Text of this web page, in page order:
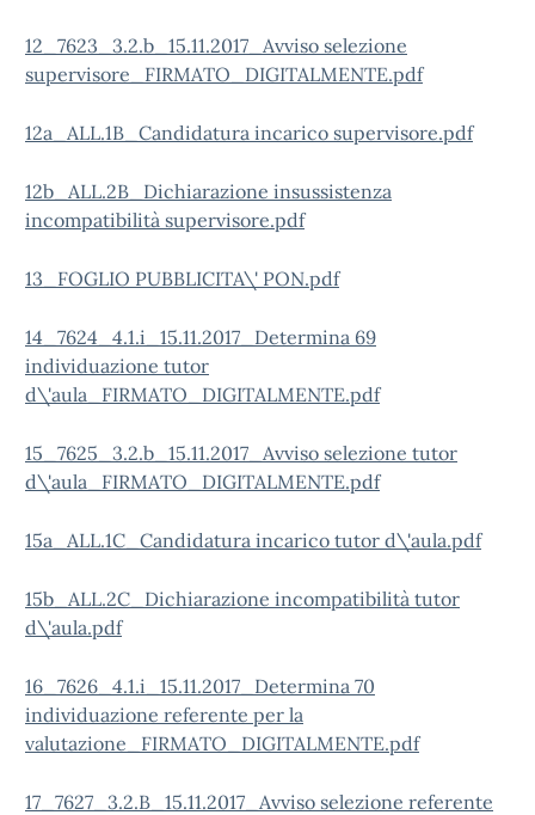
12_7623_3.2.b_15.11.2017_Avviso selezione
supervisore_FIRMATO_DIGITALMENTE.pdf
12a_ALL.1B_Candidatura incarico supervisore.pdf
12b_ALL.2B_Dichiarazione insussistenza
incompatibilità supervisore.pdf
13_FOGLIO PUBBLICITA\' PON.pdf
14_7624_4.1.i_15.11.2017_Determina 69
individuazione tutor
d\'aula_FIRMATO_DIGITALMENTE.pdf
15_7625_3.2.b_15.11.2017_Avviso selezione tutor
d\'aula_FIRMATO_DIGITALMENTE.pdf
15a_ALL.1C_Candidatura incarico tutor d\'aula.pdf
15b_ALL.2C_Dichiarazione incompatibilità tutor
d\'aula.pdf
16_7626_4.1.i_15.11.2017_Determina 70
individuazione referente per la
valutazione_FIRMATO_DIGITALMENTE.pdf
17_7627_3.2.B_15.11.2017_Avviso selezione referente